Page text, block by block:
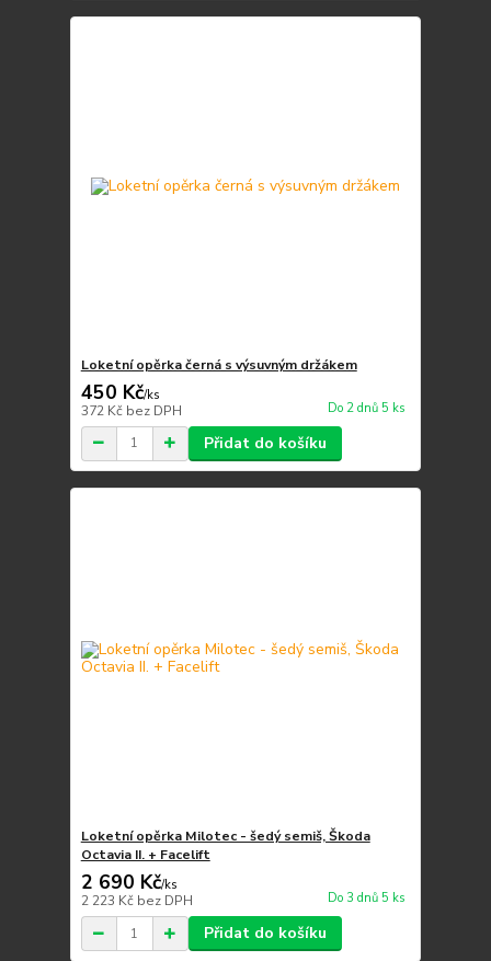
Loketní opěrka černá s výsuvným držákem
450 Kč/ks
372 Kč bez DPH Do 2 dnů 5 ks
Přidat do košíku
Loketní opěrka Milotec - šedý semiš, Škoda
Octavia II. + Facelift
2 690 Kč/ks
2 223 Kč bez DPH Do 3 dnů 5 ks
Přidat do košíku